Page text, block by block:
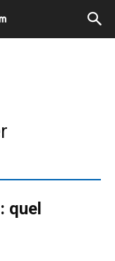
quel